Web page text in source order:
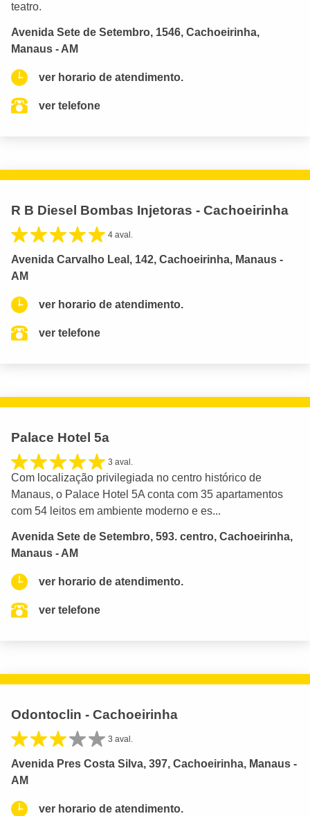
teatro.
Avenida Sete de Setembro, 1546, Cachoeirinha,
Manaus - AM
ver horario de atendimento.
ver telefone
R B Diesel Bombas Injetoras - Cachoeirinha
4 aval.
Avenida Carvalho Leal, 142, Cachoeirinha, Manaus -
AM
ver horario de atendimento.
ver telefone
Palace Hotel 5a
3 aval.
Com localização privilegiada no centro histórico de
Manaus, o Palace Hotel 5A conta com 35 apartamentos
com 54 leitos em ambiente moderno e es...
Avenida Sete de Setembro, 593. centro, Cachoeirinha,
Manaus - AM
ver horario de atendimento.
ver telefone
Odontoclin - Cachoeirinha
3 aval.
Avenida Pres Costa Silva, 397, Cachoeirinha, Manaus -
AM
ver horario de atendimento.